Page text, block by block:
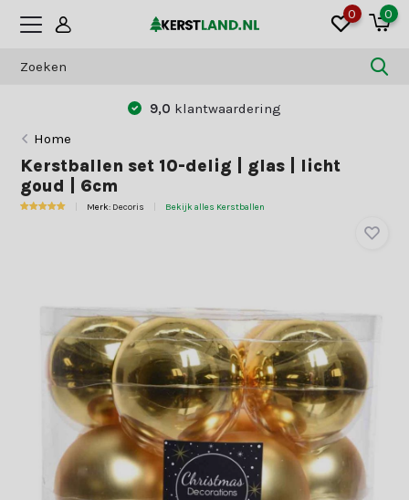
0 0
9,0 klantwaardering
Home
Kerstballen set 10-delig | glas | licht
goud | 6cm
Merk: Decoris Bekijk alles Kerstballen